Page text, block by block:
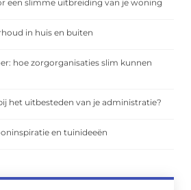
een slimme uitbreiding van je woning
in huis en buiten
hoe zorgorganisaties slim kunnen
het uitbesteden van je administratie?
en tuinideeën